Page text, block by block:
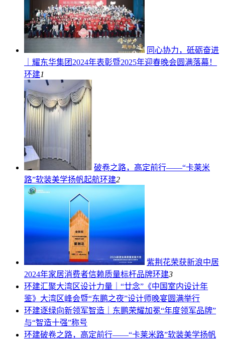
同心协力，砥砺奋进
｜耀东华集团2024年表彰暨2025年迎春晚会圆满落幕！
环建1
破卷之路，高定前行——“卡莱米
路”软装美学扬帆起航环建2
紫荆花荣获新浪中居
2024年家居消费者信赖质量标杆品牌环建3
环建汇聚大湾区设计力量｜“廿念”《中国室内设计年
鉴》大湾区峰会暨“东鹏之夜”设计师晚宴圆满举行
环建逐绿向新领军智造｜东鹏荣耀加冕“年度领军品牌”
与“智造十强”称号
环建破卷之路，高定前行——“卡莱米路”软装美学扬帆